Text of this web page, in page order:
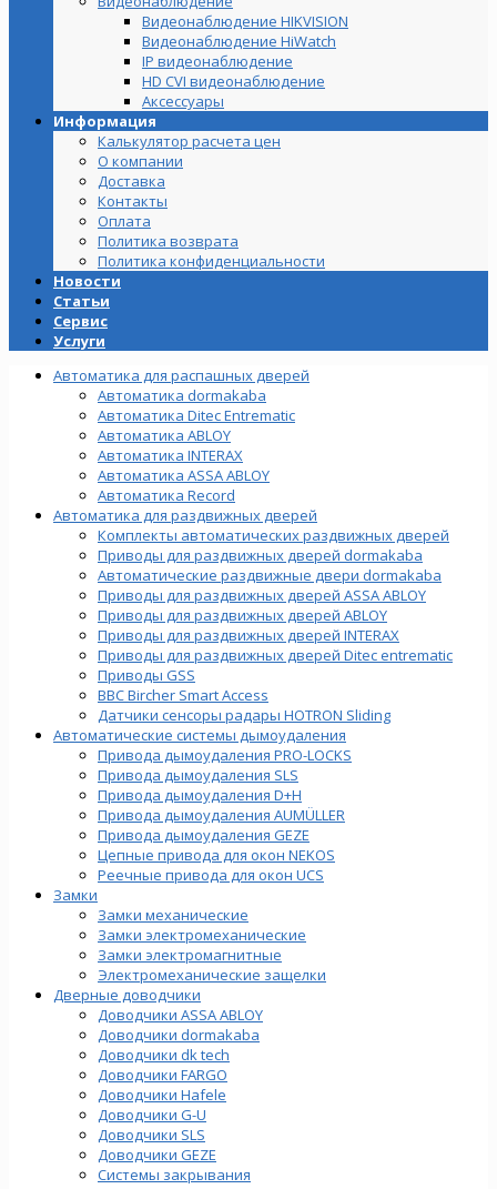
Видеонаблюдение HIKVISION
Видеонаблюдение HiWatch
IP видеонаблюдение
HD CVI видеонаблюдение
Аксессуары
Информация
Калькулятор расчета цен
О компании
Доставка
Контакты
Оплата
Политика возврата
Политика конфиденциальности
Новости
Статьи
Сервис
Услуги
Автоматика для распашных дверей
Автоматика dormakaba
Автоматика Ditec Entrematic
Автоматика ABLOY
Автоматика INTERAX
Автоматика ASSA ABLOY
Автоматика Record
Автоматика для раздвижных дверей
Комплекты автоматических раздвижных дверей
Приводы для раздвижных дверей dormakaba
Автоматические раздвижные двери dormakaba
Приводы для раздвижных дверей ASSA ABLOY
Приводы для раздвижных дверей ABLOY
Приводы для раздвижных дверей INTERAX
Приводы для раздвижных дверей Ditec entrematic
Приводы GSS
BBC Bircher Smart Access
Датчики сенсоры радары HOTRON Sliding
Автоматические системы дымоудаления
Привода дымоудаления PRO-LOCKS
Привода дымоудаления SLS
Привода дымоудаления D+H
Привода дымоудаления AUMÜLLER
Привода дымоудаления GEZE
Цепные привода для окон NEKOS
Реечные привода для окон UСS
Замки
Замки механические
Замки электромеханические
Замки электромагнитные
Электромеханические защелки
Дверные доводчики
Доводчики ASSA ABLOY
Доводчики dormakaba
Доводчики dk tech
Доводчики FARGO
Доводчики Hafele
Доводчики G-U
Доводчики SLS
Доводчики GEZE
Cистемы закрывания